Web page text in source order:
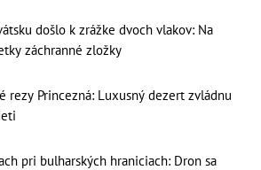
došlo k zrážke dvoch vlakov: Na
záchranné zložky
rezy Princezná: Luxusný dezert zvládnu
pri bulharských hraniciach: Dron sa